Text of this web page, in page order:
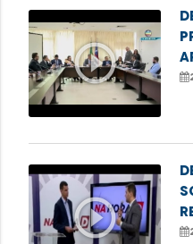
play_circle_outline
play_circle_outline